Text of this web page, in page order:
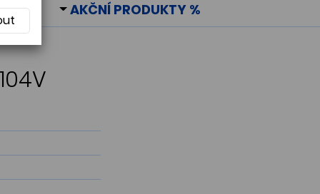
AKČNÍ PRODUKTY %